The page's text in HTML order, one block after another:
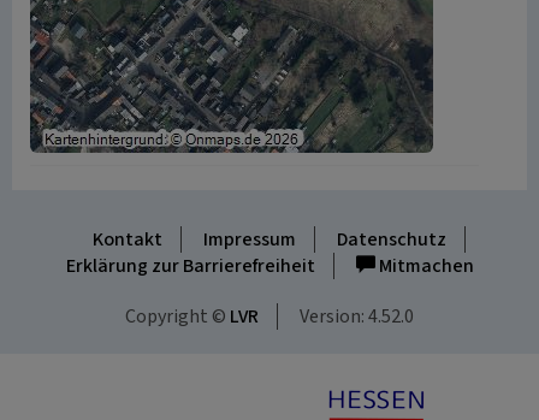
Kontakt Impressum
Datenschutz
Erklärung zur Barrierefreiheit
Mitmachen
Copyright © LVR Version: 4.52.0